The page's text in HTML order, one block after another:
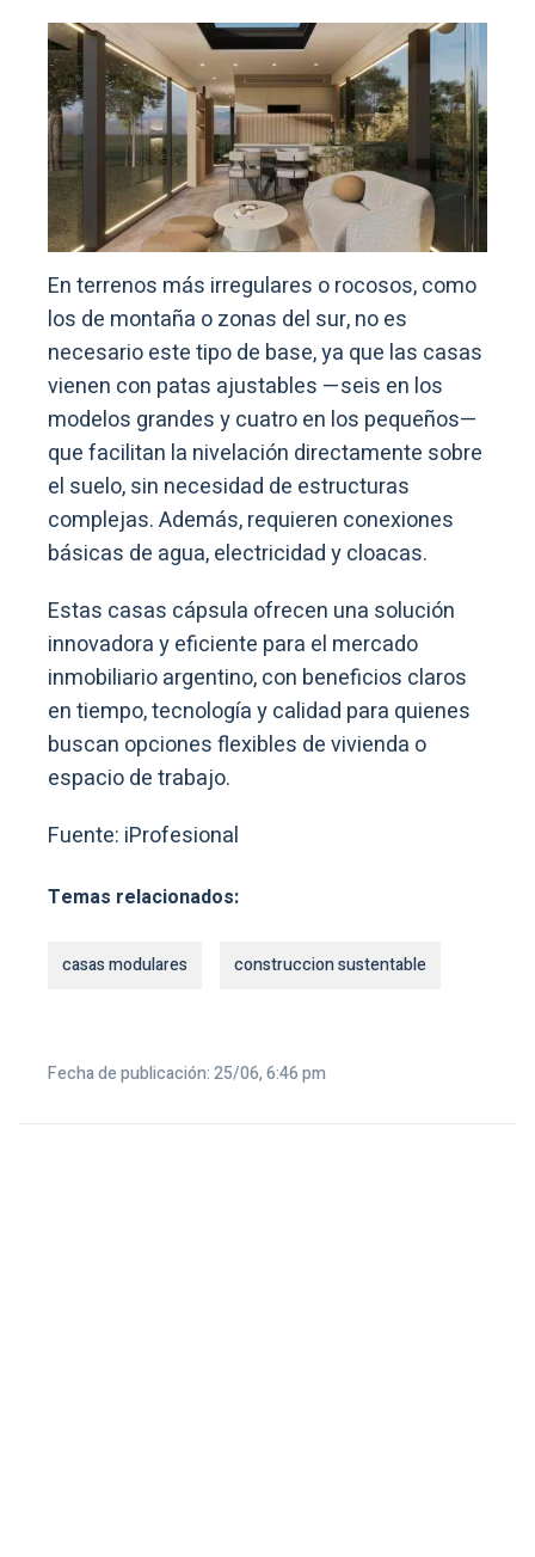
En terrenos más irregulares o rocosos, como
los de montaña o zonas del sur, no es
necesario este tipo de base, ya que las casas
vienen con patas ajustables —seis en los
modelos grandes y cuatro en los pequeños—
que facilitan la nivelación directamente sobre
el suelo, sin necesidad de estructuras
complejas. Además, requieren conexiones
básicas de agua, electricidad y cloacas.
Estas casas cápsula ofrecen una solución
innovadora y eficiente para el mercado
inmobiliario argentino, con beneficios claros
en tiempo, tecnología y calidad para quienes
buscan opciones flexibles de vivienda o
espacio de trabajo.
Fuente: iProfesional
Temas relacionados:
casas modulares construccion sustentable
Fecha de publicación: 25/06, 6:46 pm